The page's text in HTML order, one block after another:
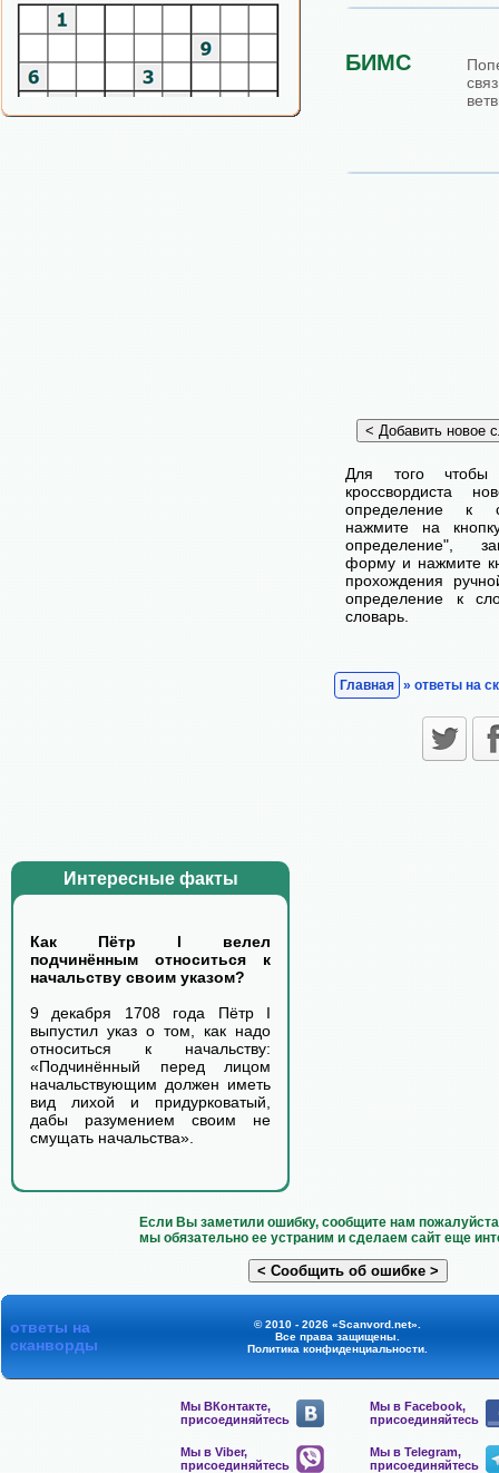
Интересные факты
Как Пётр I велел
подчинённым относиться к
начальству своим указом?
9 декабря 1708 года Пётр I
выпустил указ о том, как надо
относиться к начальству:
«Подчинённый перед лицом
начальствующим должен иметь
вид лихой и придурковатый,
дабы разумением своим не
смущать начальства».
БИМС
Для того чтобы
кроссвордиста
определение к
нажмите на
определение",
форму и нажмите
прохождения
определение к
словарь.
Главная » ответы на
Если Вы заметили ошибку, сообщите нам
мы обязательно ее устраним и сделаем сайт еще
ответы на
сканворды
© 2010 - 2026 «Scanvord.net».
Все права защищены.
Политика конфиденциальности.
Мы ВКонтакте,
присоединяйтесь
Мы в Facebook,
присоединяйтесь
Мы в Viber,
присоединяйтесь
Мы в Telegram,
присоединяйтесь